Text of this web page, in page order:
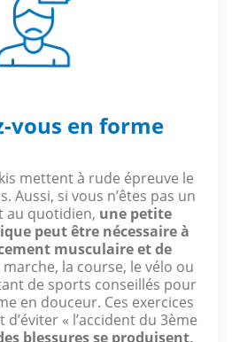
vous en forme
mettent à rude épreuve le
Aussi, si vous n’êtes pas un
au quotidien, une petite
peut être nécessaireà
musculaire et de
marche, la course, le vélo ou
de sports conseillés pour
en douceur. Ces exercices
« l’accident du 3ème
blessures se produisent,